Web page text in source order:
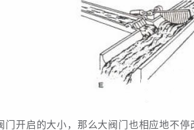
门开启的大小，那么大阀门也相应地不